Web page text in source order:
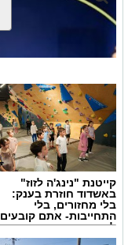
קייטנת "נינג'ה לזוז"
באשדוד חוזרת בענק:
בלי מחזורים, בלי
התחייבות- אתם קובעים
לכמה ואיזה ימים
להירשם!